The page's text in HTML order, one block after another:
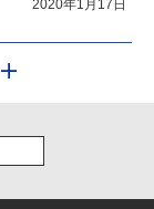
2020年1月17日